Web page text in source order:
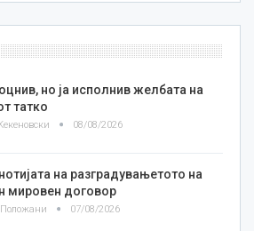
но ја исполнив желбата на
татко
08/08/2026
на разградувањетото на
мировен договор
07/08/2026